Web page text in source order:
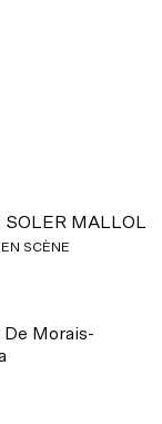
SOLER MALLOL
SCÈNE